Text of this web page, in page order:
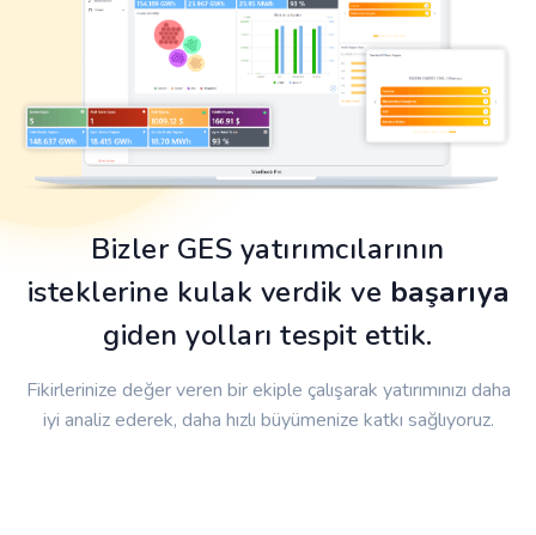
Bizler GES yatırımcılarının
isteklerine kulak verdik ve başarıya
giden yolları tespit ettik.
Fikirlerinize değer veren bir ekiple çalışarak yatırımınızı daha
iyi analiz ederek, daha hızlı büyümenize katkı sağlıyoruz.